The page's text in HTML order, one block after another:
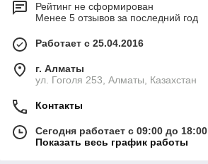
Рейтинг не сформирован
Менее 5 отзывов за последний год
Работает с 25.04.2016
г. Алматы
ул. Гоголя 253, Алматы, Казахстан
Контакты
Сегодня работает с 09:00 до 18:00
Показать весь график работы